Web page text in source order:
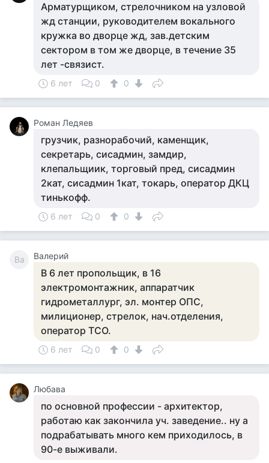
Арматурщиком, стрелочником на узловой
жд станции, руководителем вокального
кружка во дворце жд, зав.детским
сектором в том же дворце, в течение 35
лет -связист.
6 лет 0 0
Роман Ледяев
грузчик, разнорабочий, каменщик,
секретарь, сисадмин, замдир,
клепальщиик, торговый пред, сисадмин
2кат, сисадмин 1кат, токарь, оператор ДКЦ
тинькофф.
6 лет 0 0
Ва Валерий
В 6 лет пропольщик, в 16
электромонтажник, аппаратчик
гидрометаллург, эл. монтер ОПС,
милиционер, стрелок, нач.отделения,
оператор ТСО.
6 лет 0 0
Любава
по основной профессии - архитектор,
работаю как закончила уч. заведение.. ну а
подрабатывать много кем приходилось, в
90-е выживали.